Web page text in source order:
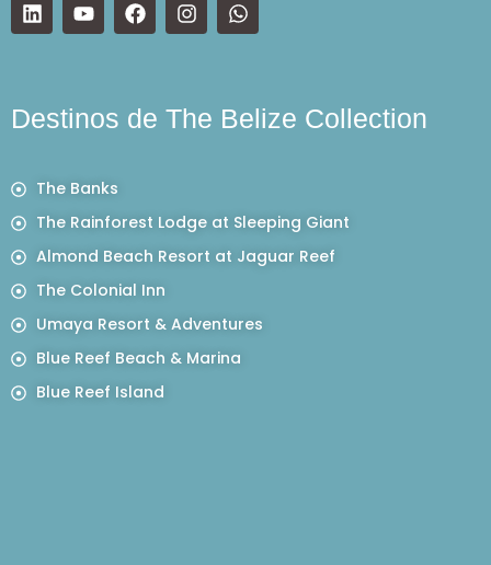
Destinos de The Belize Collection
The Banks
The Rainforest Lodge at Sleeping Giant
Almond Beach Resort at Jaguar Reef
The Colonial Inn
Umaya Resort & Adventures
Blue Reef Beach & Marina
Blue Reef Island